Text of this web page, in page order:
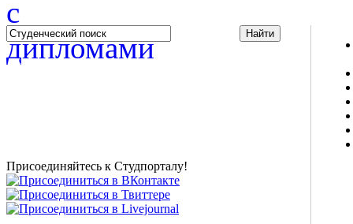
Studportal.net.ua - неофициальный студенческий сайт
Присоединяйтесь к Студпорталу!